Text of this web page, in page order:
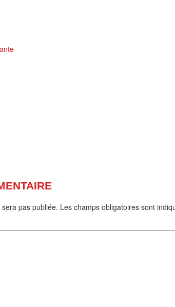
pas publiée. Les champs obligatoires sont